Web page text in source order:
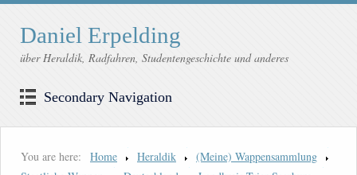
Daniel Erpelding
über Heraldik, Radfahren, Studentengeschichte und anderes
Secondary Navigation
You are here: Home Heraldik
(Meine) Wappensammlung